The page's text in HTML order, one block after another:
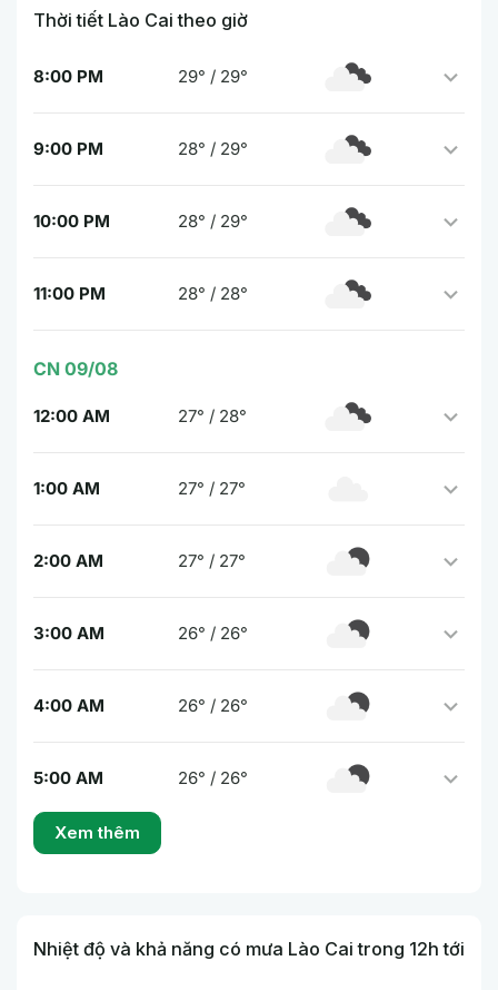
Thời tiết Lào Cai theo giờ
8:00 PM 29° / 29°
9:00 PM 28° / 29°
10:00 PM 28° / 29°
11:00 PM 28° / 28°
CN 09/08
12:00 AM 27° / 28°
1:00 AM 27° / 27°
2:00 AM 27° / 27°
3:00 AM 26° / 26°
4:00 AM 26° / 26°
5:00 AM 26° / 26°
Xem thêm
Nhiệt độ và khả năng có mưa Lào Cai trong 12h tới